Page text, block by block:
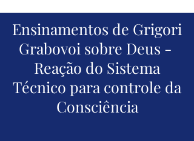
Ensinamentos de Grigori
Grabovoi sobre Deus -
Reação do Sistema
Técnico para controle da
Consciência